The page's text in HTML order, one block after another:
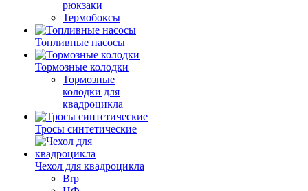
рюкзаки
Термобоксы
Топливные насосы
Тормозные колодки
Тормозные
колодки для
квадроцикла
Тросы синтетические
Чехол для квадроцикла
Brp